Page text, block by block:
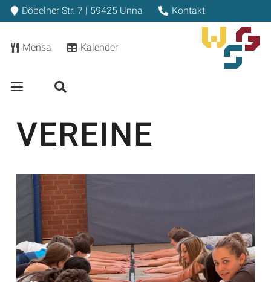
Döbelner Str. 7 | 59425 Unna Kontakt
Mensa Kalender
VEREINE